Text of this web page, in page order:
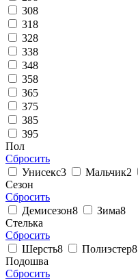
308
318
328
338
348
358
365
375
385
395
Пол
Сбросить
Унисекс3 Мальчик2
Сезон
Сбросить
Демисезон8 Зима8
Стелька
Сбросить
Шерсть8 Полиэстер8
Подошва
Сбросить